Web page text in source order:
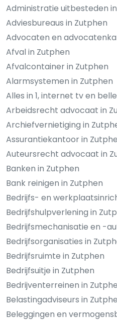
Administratie uitbesteden
Adviesbureaus in Zutphen
Advocaten en
Afval in Zutphen
Afvalcontainer in Zutphen
Alarmsystemen in Zutphen
Alles in 1, internet tv en
Arbeidsrecht advocaat in
Archiefvernietiging in
Assurantiekantoor in
Auteursrecht advocaat in
Banken in Zutphen
Bank reinigen in Zutphen
Bedrijfs- en
Bedrijfshulpverlening in
Bedrijfsmechanisatie en -
Bedrijfsorganisaties in
Bedrijfsruimte in Zutphen
Bedrijfsuitje in Zutphen
Bedrijventerreinen in
Belastingadviseurs in
Beleggingen en